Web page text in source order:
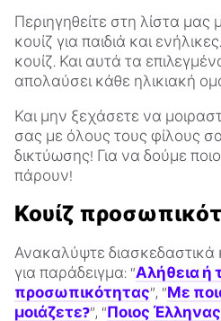
Περιηγηθείτε στη λίστα μας
κουίζ για παιδιά και
κουίζ. Και αυτά τα
απολαύσει κάθε ηλικιακή
Και μην ξεχάσετε να
σας με όλους τους φίλους
δικτύωσης! Για να δούμε
πάρουν!
Κουίζ
Ανακαλύψτε διασκεδαστικά
για παράδειγμα: “Αλήθεια ή
προσωπικότητας”, “Με
μοιάζετε?”, “Ποιος Έλληνας